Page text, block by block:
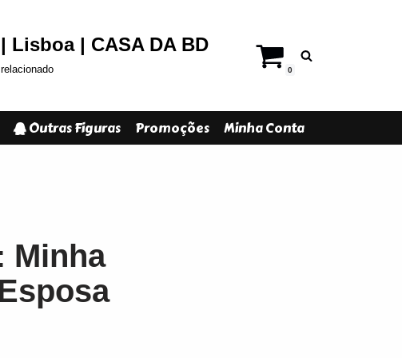
Lisboa | CASA DA BD
0
Outras Figuras Promoções Minha Conta
Minha